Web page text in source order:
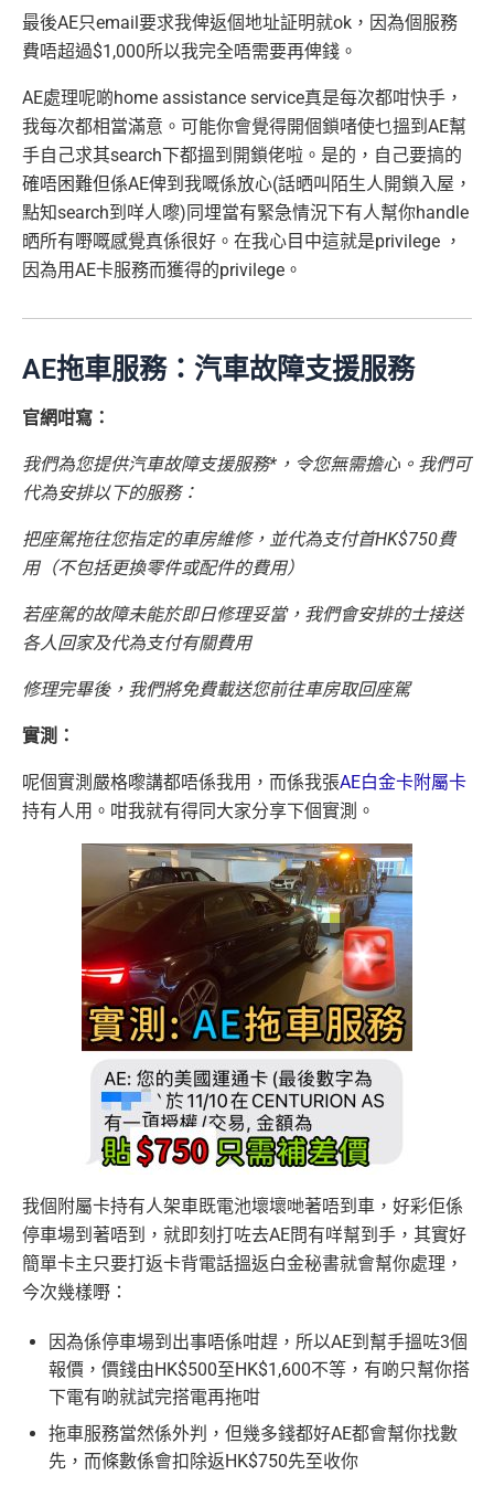
最後AE只email要求我俾返個地址証明就ok，因為個服務
費唔超過$1,000所以我完全唔需要再俾錢。
AE處理呢啲home assistance service真是每次都咁快手，
我每次都相當滿意。可能你會覺得開個鎖啫使乜搵到AE幫
手自己求其search下都搵到開鎖佬啦。是的，自己要搞的
確唔困難但係AE俾到我嘅係放心(話晒叫陌生人開鎖入屋，
點知search到咩人嚟)同埋當有緊急情況下有人幫你handle
晒所有嘢嘅感覺真係很好。在我心目中這就是privilege ，
因為用AE卡服務而獲得的privilege。
AE拖車服務：汽車故障支援服務
官網咁寫：
我們為您提供汽車故障支援服務*，令您無需擔心。我們可
代為安排以下的服務：
把座駕拖往您指定的車房維修，並代為支付首HK$750費
用（不包括更換零件或配件的費用）
若座駕的故障未能於即日修理妥當，我們會安排的士接送
各人回家及代為支付有關費用
修理完畢後，我們將免費載送您前往車房取回座駕
實測：
呢個實測嚴格嚟講都唔係我用，而係我張AE白金卡附屬卡
持有人用。咁我就有得同大家分享下個實測。
我個附屬卡持有人架車既電池壞壞哋著唔到車，好彩佢係
停車場到 著唔到， 就即刻打咗去AE問有咩幫到手，其實好
簡單卡主只要打返卡背電話搵返白金秘書就會幫你處理，
今次幾樣嘢：
因為係停車場到出事唔係咁趕，所以AE到幫手搵咗3個
報價，價錢由HK$500至HK$1,600不等，有啲只幫你搭
下電有啲就試完搭電再拖咁
拖車服務當然係外判，但幾多錢都好AE都會幫你找數
先，而條數係會扣除返HK$750先至收你